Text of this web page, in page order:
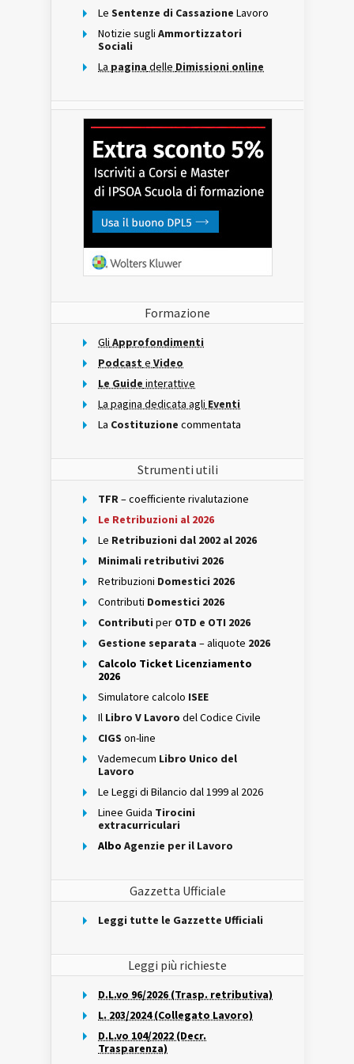
Le Sentenze di Cassazione Lavoro
Notizie sugli Ammortizzatori
Sociali
La pagina delle Dimissioni online
Formazione
Gli Approfondimenti
Podcast e Video
Le Guide interattive
La pagina dedicata agli Eventi
La Costituzione commentata
Strumenti utili
TFR– coefficiente rivalutazione
Le Retribuzioni al 2026
Le Retribuzioni dal 2002 al 2026
Minimali retributivi 2026
Retribuzioni Domestici 2026
Contributi Domestici 2026
Contributi per OTD e OTI 2026
Gestione separata – aliquote 2026
Calcolo Ticket Licenziamento
2026
Simulatore calcolo ISEE
Il Libro V Lavoro del Codice Civile
CIGS on-line
Vademecum Libro Unico del
Lavoro
Le Leggi di Bilancio dal 1999 al 2026
Linee Guida Tirocini
extracurriculari
Albo Agenzie per il Lavoro
Gazzetta Ufficiale
Leggi tutte le Gazzette Ufficiali
Leggi più richieste
D.L.vo 96/2026 (Trasp. retributiva)
L. 203/2024 (Collegato Lavoro)
D.L.vo 104/2022 (Decr.
Trasparenza)